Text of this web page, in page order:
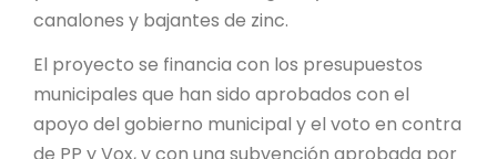
canalones y bajantes de zinc.
El proyecto se financia con los presupuestos
municipales que han sido aprobados con el
apoyo del gobierno municipal y el voto en contra
de PP y Vox, y con una subvención aprobada por